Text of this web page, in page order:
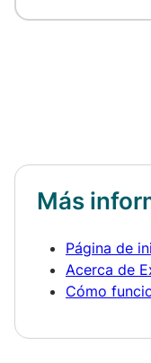
Más
Página de
Acerca de
Cómo